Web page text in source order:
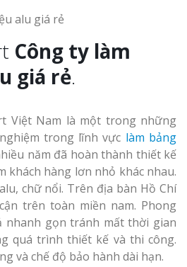
Công ty làm
giá rẻ.
Việt Nam là một trong những
trong lĩnh vực làm bảng
năm đã hoàn thành thiết kế
khách hàng lơn nhỏ khác nhau.
chữ nổi. Trên địa bàn Hồ Chí
trên toàn miền nam. Phong
nhanh gọn tránh mất thời gian
quá trình thiết kế và thi công.
và chế độ bảo hành dài hạn.
tại Vinh Nghệ An
Làm Biển
Nam Đàn Uy Tín Giá
Làm Biển
Mỹ Phẩm Vinh Thu
Hàng
Top 10 Mẫu
Hiệu Shop